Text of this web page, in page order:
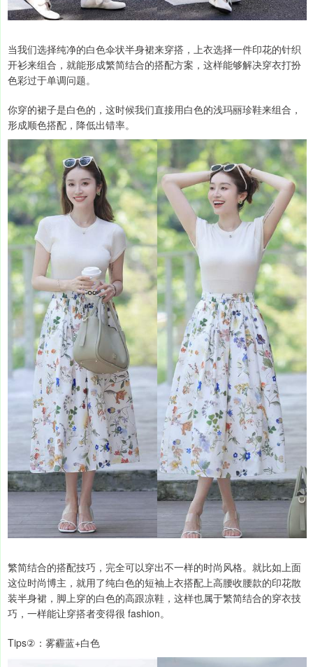
当我们选择纯净的白色伞状半身裙来穿搭，上衣选择一件印花的针织
开衫来组合，就能形成繁简结合的搭配方案，这样能够解决穿衣打扮
色彩过于单调问题。
你穿的裙子是白色的，这时候我们直接用白色的浅玛丽珍鞋来组合，
形成顺色搭配，降低出错率。
繁简结合的搭配技巧，完全可以穿出不一样的时尚风格。就比如上面
这位时尚博主，就用了纯白色的短袖上衣搭配上高腰收腰款的印花散
装半身裙，脚上穿的白色的高跟凉鞋，这样也属于繁简结合的穿衣技
巧，一样能让穿搭者变得很 fashion。
Tips②：雾霾蓝+白色